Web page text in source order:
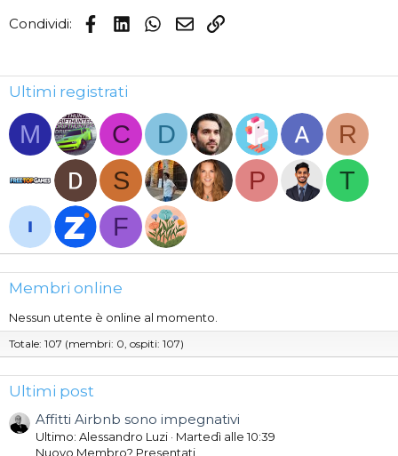
Condividi: Facebook
LinkedInWhatsApp
EmailLink
Ultimi registrati
M C D
R
S
P
T
F
Membri online
Nessun utente è online al momento.
Totale: 107 (membri: 0, ospiti: 107)
Ultimi post
Affitti Airbnb sono impegnativi
Ultimo: Alessandro Luzi
Martedì alle 10:39
Nuovo Membro? Presentati